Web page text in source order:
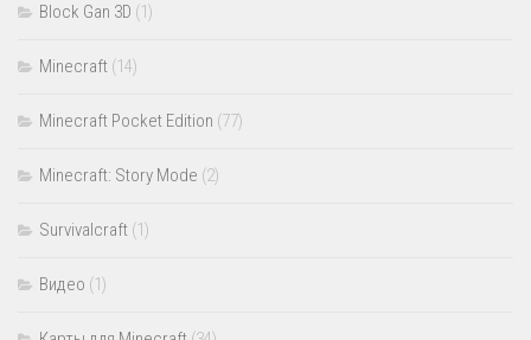
Block Gan 3D (1)
Minecraft (14)
Minecraft Pocket Edition (77)
Minecraft: Story Mode (2)
Survivalcraft (1)
Видео (1)